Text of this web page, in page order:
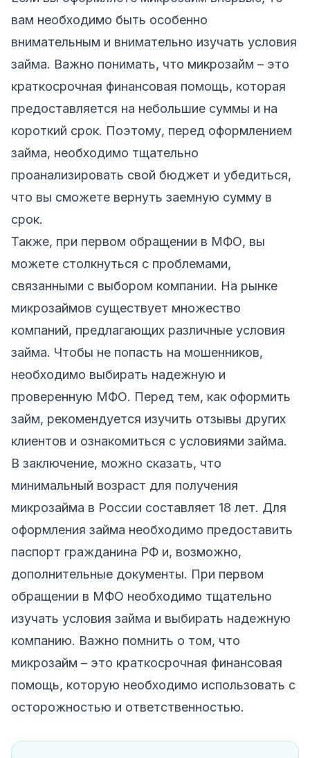
вам необходимо быть особенно
внимательным и внимательно изучать условия
займа. Важно понимать, что микрозайм – это
краткосрочная финансовая помощь, которая
предоставляется на небольшие суммы и на
короткий срок. Поэтому, перед оформлением
займа, необходимо тщательно
проанализировать свой бюджет и убедиться,
что вы сможете вернуть заемную сумму в
срок.
Также, при первом обращении в МФО, вы
можете столкнуться с проблемами,
связанными с выбором компании. На рынке
микрозаймов существует множество
компаний, предлагающих различные условия
займа. Чтобы не попасть на мошенников,
необходимо выбирать надежную и
проверенную МФО. Перед тем, как оформить
займ, рекомендуется изучить отзывы других
клиентов и ознакомиться с условиями займа.
В заключение, можно сказать, что
минимальный возраст для получения
микрозайма в России составляет 18 лет. Для
оформления займа необходимо предоставить
паспорт гражданина РФ и, возможно,
дополнительные документы. При первом
обращении в МФО необходимо тщательно
изучать условия займа и выбирать надежную
компанию. Важно помнить о том, что
микрозайм – это краткосрочная финансовая
помощь, которую необходимо использовать с
осторожностью и ответственностью.